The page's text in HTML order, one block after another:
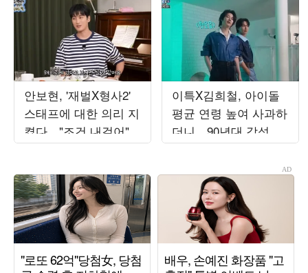
안보현, '재벌X형사2'
스태프에 대한 의리 지
켰다…"조건 내걸어"
상남자 면모 ('목요일
이특X김희철, 아이돌
평균 연령 높여 사과하
더니…90년대 감성 재
해석 ('트기트기 이특')